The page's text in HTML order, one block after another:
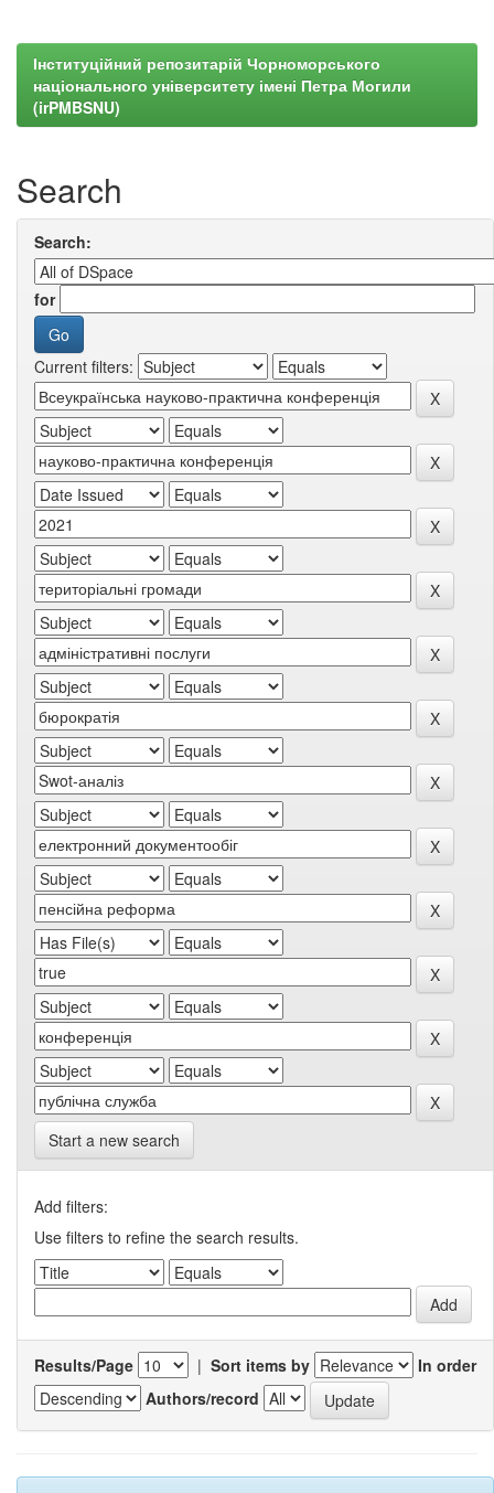
Інституційний репозитарій Чорноморського
національного університету імені Петра Могили
(irPMBSNU)
Search
Search:
for
Current filters:
Start a new search
Add filters:
Use filters to refine the search results.
Results/Page | Sort items by
In order
Authors/record